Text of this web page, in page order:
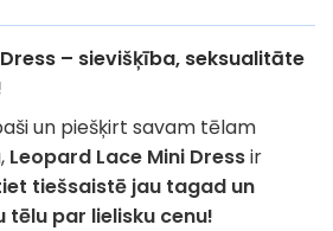
– sievišķība, seksualitāte
un piešķirt savam tēlam
Leopard Lace Mini Dressir
tiešsaistē jau tagad un
tēlu par lielisku cenu!